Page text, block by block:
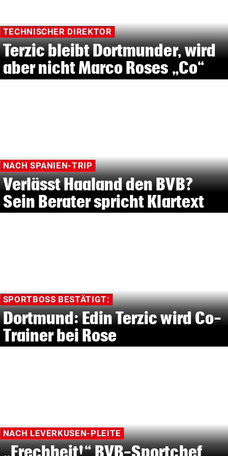
TECHNISCHER DIREKTOR
Terzic bleibt Dortmunder, wird
aber nicht Marco Roses „Co“
NACH SPANIEN-TRIP
Verlässt Haaland den BVB?
Sein Berater spricht Klartext
SPORTBOSS BESTÄTIGT:
Dortmund: Edin Terzic wird Co-
Trainer bei Rose
NACH LEVERKUSEN-PLEITE
„Frechheit!“ BVB-Sportchef